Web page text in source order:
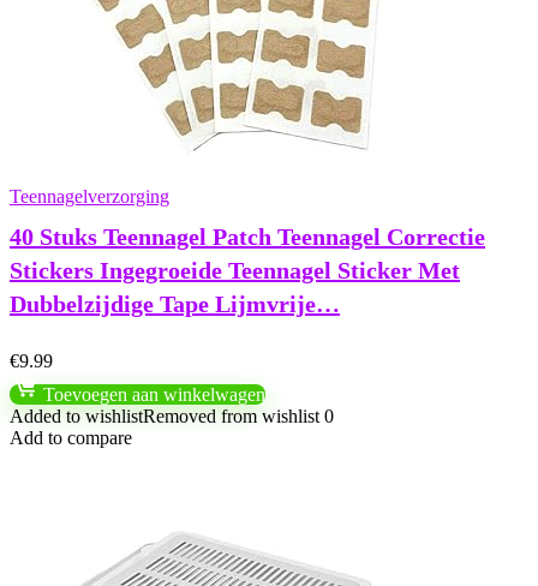
Teennagelverzorging
40 Stuks Teennagel Patch Teennagel Correctie
Stickers Ingegroeide Teennagel Sticker Met
Dubbelzijdige Tape Lijmvrije…
€9.99
Toevoegen aan winkelwagen
Added to wishlistRemoved from wishlist 0
Add to compare